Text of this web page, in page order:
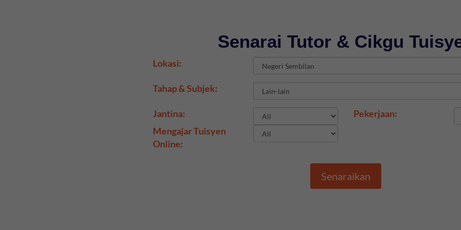
Senarai Tutor & Cikgu
Lokasi:
Tahap & Subjek:
Jantina:
Pekerjaan:
Mengajar Tuisyen
Online:
Senaraikan